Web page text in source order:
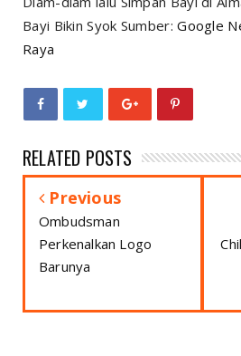
Bayi Bikin Syok Sumber:Google
Raya
RELATED POSTS
Previous
Ombudsman
Perkenalkan Logo
Barunya